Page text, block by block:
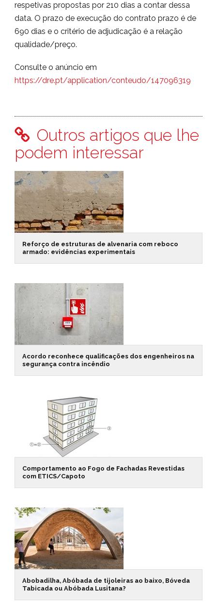
respetivas propostas por 210 dias a contar dessa
data. O prazo de execução do contrato prazo é de
690 dias e o critério de adjudicação é a relação
qualidade/preço.
Consulte o anúncio em
https://dre.pt/application/conteudo/147096319
Outros artigos que lhe
podem interessar
Reforço de estruturas de alvenaria com reboco
armado: evidências experimentais
Acordo reconhece qualificações dos engenheiros na
segurança contra incêndio
Comportamento ao Fogo de Fachadas Revestidas
com ETICS/Capoto
Abobadilha, Abóbada de tijoleiras ao baixo, Bóveda
Tabicada ou Abóbada Lusitana?